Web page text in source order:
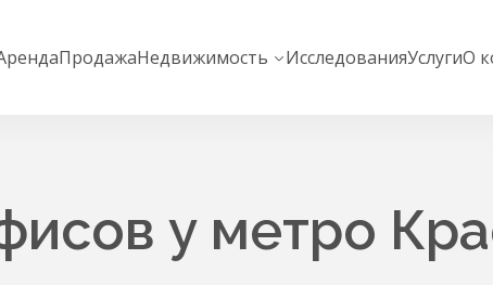
ПродажаНедвижимость ИсследованияУслугиО
у метро